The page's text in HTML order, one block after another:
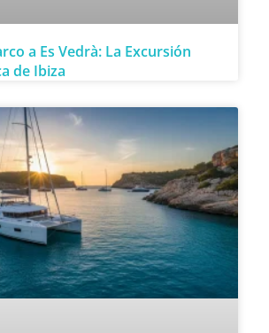
a Es Vedrà: La Excursión
de Ibiza